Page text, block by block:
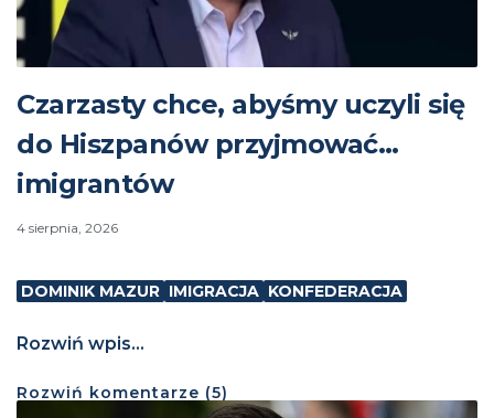
Czarzasty chce, abyśmy uczyli się
do Hiszpanów przyjmować…
imigrantów
4 sierpnia, 2026
DOMINIK MAZUR IMIGRACJA KONFEDERACJA
Rozwiń wpis...
Rozwiń komentarze (5)